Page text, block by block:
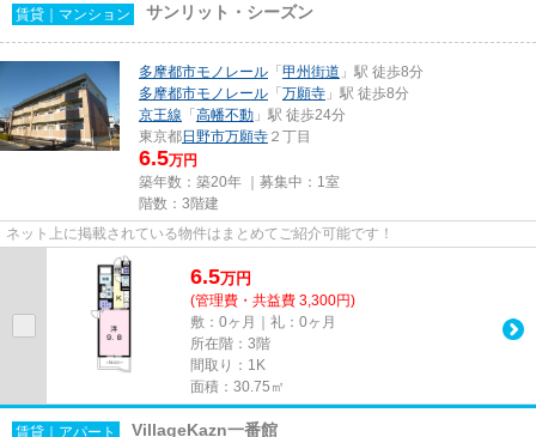
賃貸｜マンション サンリット・シーズン
多摩都市モノレール 「甲州街道 」駅 徒歩8分
多摩都市モノレール 「万願寺 」駅 徒歩8分
京王線 「高幡不動 」駅 徒歩24分
東京都日野市万願寺 ２丁目
6.5万円
築年数：築20年 ｜募集中： 1室
階数：3階建
ネット上に掲載されている物件はまとめてご紹介可能です！
6.5万円
(管理費・共益費 3,300円)
敷：0ヶ月｜礼：0ヶ月
所在階：3階
間取り：1K
面積：30.75㎡
賃貸｜アパート VillageKazn一番館